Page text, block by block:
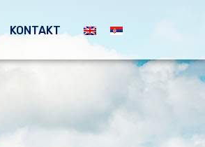
KONTAKT